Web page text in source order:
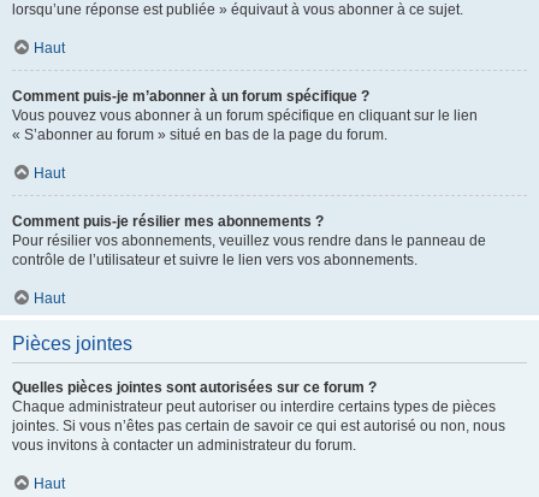
lorsqu’une réponse est publiée » équivaut à vous abonner à ce sujet.
Haut
Comment puis-je m’abonner à un forum spécifique ?
Vous pouvez vous abonner à un forum spécifique en cliquant sur le lien
« S’abonner au forum » situé en bas de la page du forum.
Haut
Comment puis-je résilier mes abonnements ?
Pour résilier vos abonnements, veuillez vous rendre dans le panneau de
contrôle de l’utilisateur et suivre le lien vers vos abonnements.
Haut
Pièces jointes
Quelles pièces jointes sont autorisées sur ce forum ?
Chaque administrateur peut autoriser ou interdire certains types de pièces
jointes. Si vous n’êtes pas certain de savoir ce qui est autorisé ou non, nous
vous invitons à contacter un administrateur du forum.
Haut